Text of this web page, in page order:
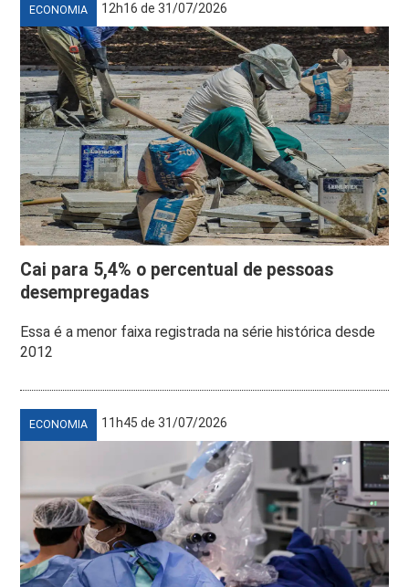
ECONOMIA 12h16 de 31/07/2026
Cai para 5,4% o percentual de pessoas
desempregadas
Essa é a menor faixa registrada na série histórica desde
2012
ECONOMIA 11h45 de 31/07/2026